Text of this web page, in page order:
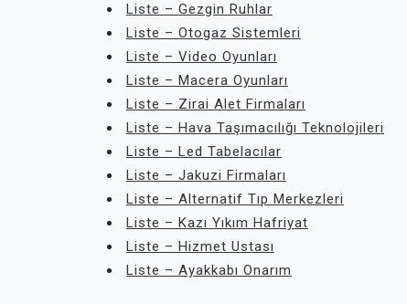
Liste – Gezgin Ruhlar
Liste – Otogaz Sistemleri
Liste – Video Oyunları
Liste – Macera Oyunları
Liste – Zirai Alet Firmaları
Liste – Hava Taşımacılığı Teknolojileri
Liste – Led Tabelacılar
Liste – Jakuzi Firmaları
Liste – Alternatif Tıp Merkezleri
Liste – Kazı Yıkım Hafriyat
Liste – Hizmet Ustası
Liste – Ayakkabı Onarım